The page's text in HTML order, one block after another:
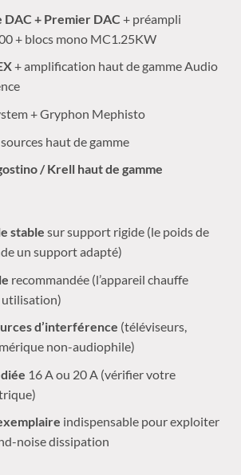
DAC + Premier DAC + préampli
+ blocs mono MC1.25KW
+ amplification haut de gamme Audio
+ Gryphon Mephisto
haut de gamme
/ Krell haut de gamme
stable sur support rigide (le poids de
un support adapté)
recommandée (l’appareil chauffe
utilisation)
d’interférence (téléviseurs,
non-audiophile)
16 A ou 20 A (vérifier votre
indispensable pour exploiter
noise dissipation